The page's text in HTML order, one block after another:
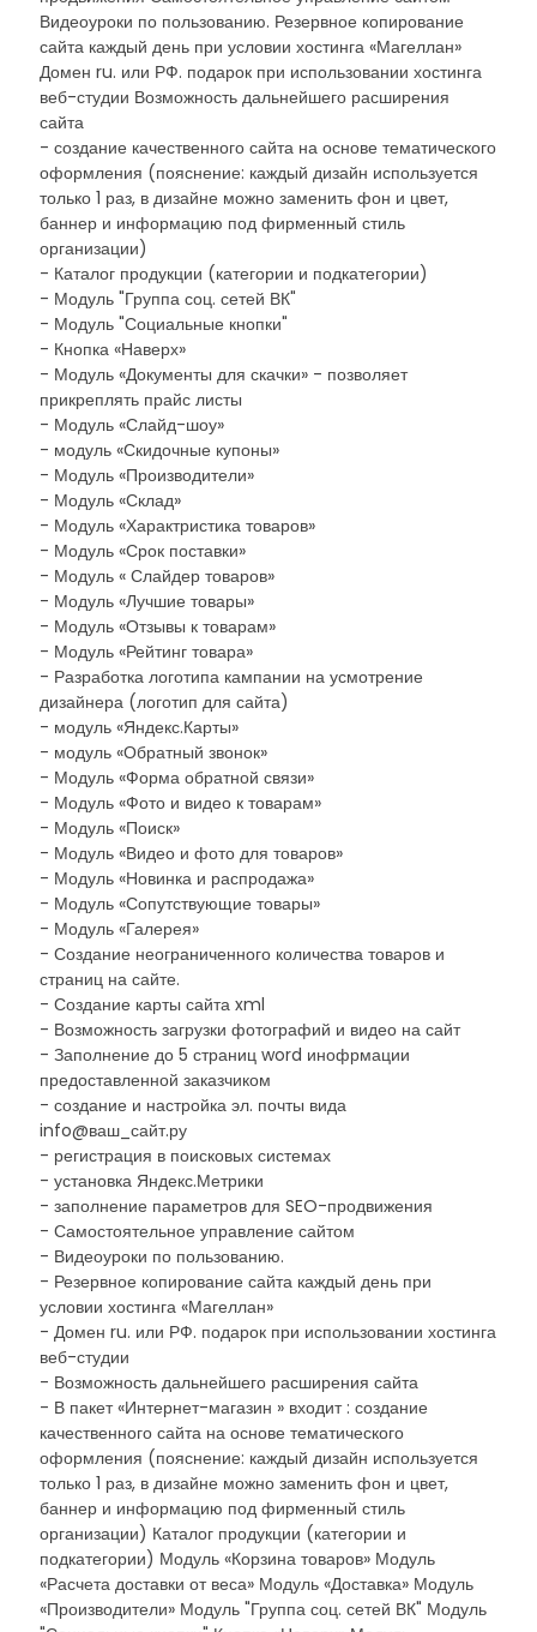
Видеоуроки по пользованию. Резервное копирование
сайта каждый день при условии хостинга «Магеллан»
Домен ru. или РФ. подарок при использовании хостинга
веб-студии Возможность дальнейшего расширения
сайта
- создание качественного сайта на основе тематического
оформления (пояснение: каждый дизайн используется
только 1 раз, в дизайне можно заменить фон и цвет,
баннер и информацию под фирменный стиль
организации)
- Каталог продукции (категории и подкатегории)
- Модуль "Группа соц. сетей ВК"
- Модуль "Социальные кнопки"
- Кнопка «Наверх»
- Модуль «Документы для скачки» - позволяет
прикреплять прайс листы
- Модуль «Слайд-шоу»
- модуль «Скидочные купоны»
- Модуль «Производители»
- Модуль «Склад»
- Модуль «Характристика товаров»
- Модуль «Срок поставки»
- Модуль « Слайдер товаров»
- Модуль «Лучшие товары»
- Модуль «Отзывы к товарам»
- Модуль «Рейтинг товара»
- Разработка логотипа кампании на усмотрение
дизайнера (логотип для сайта)
- модуль «Яндекс.Карты»
- модуль «Обратный звонок»
- Модуль «Форма обратной связи»
- Модуль «Фото и видео к товарам»
- Модуль «Поиск»
- Модуль «Видео и фото для товаров»
- Модуль «Новинка и распродажа»
- Модуль «Сопутствующие товары»
- Модуль «Галерея»
- Создание неограниченного количества товаров и
страниц на сайте.
- Создание карты сайта xml
- Возможность загрузки фотографий и видео на сайт
- Заполнение до 5 страниц word инофрмации
предоставленной заказчиком
- создание и настройка эл. почты вида
info@ваш_сайт.ру
- регистрация в поисковых системах
- установка Яндекс.Метрики
- заполнение параметров для SEO-продвижения
- Самостоятельное управление сайтом
- Видеоуроки по пользованию.
- Резервное копирование сайта каждый день при
условии хостинга «Магеллан»
- Домен ru. или РФ. подарок при использовании хостинга
веб-студии
- Возможность дальнейшего расширения сайта
- В пакет «Интернет-магазин » входит : создание
качественного сайта на основе тематического
оформления (пояснение: каждый дизайн используется
только 1 раз, в дизайне можно заменить фон и цвет,
баннер и информацию под фирменный стиль
организации) Каталог продукции (категории и
подкатегории) Модуль «Корзина товаров» Модуль
«Расчета доставки от веса» Модуль «Доставка» Модуль
«Производители» Модуль "Группа соц. сетей ВК" Модуль